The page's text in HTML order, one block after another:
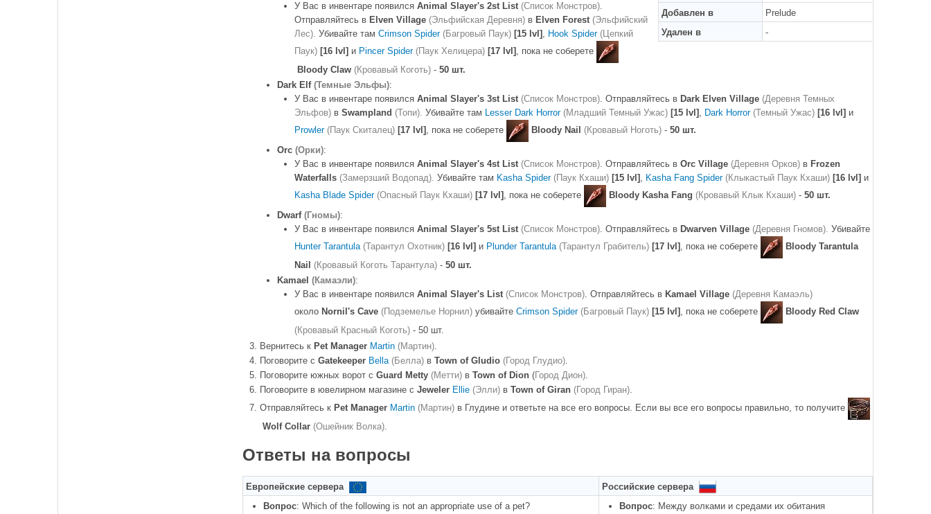
Добавлен в
Prelude
Удален в
-
У Вас в инвентаре появился Animal Slayer's 2st List (Список Монстров).
Отправляйтесь в Elven Village (Эльфийская Деревня) в Elven Forest (Эльфийский
Лес). Убивайте там Crimson Spider (Багровый Паук) [15 lvl] , Hook Spider (Цепкий
Паук) [16 lvl] и Pincer Spider (Паук Хелицера) [17 lvl] , пока не соберете
Bloody Claw (Кровавый Коготь) - 50 шт.
Dark Elf (Темные Эльфы):
У Вас в инвентаре появился Animal Slayer's 3st List (Список Монстров). Отправляйтесь в Dark Elven Village (Деревня Темных
Эльфов) в Swampland (Топи). Убивайте там Lesser Dark Horror (Младший Темный Ужас) [15 lvl] , Dark Horror (Темный Ужас) [16 lvl] и
Prowler (Паук Скиталец) [17 lvl] , пока не соберете Bloody Nail (Кровавый Ноготь) - 50 шт.
Orc (Орки):
У Вас в инвентаре появился Animal Slayer's 4st List (Список Монстров). Отправляйтесь в Orc Village (Деревня Орков) в Frozen
Waterfalls (Замерзший Водопад). Убивайте там Kasha Spider (Паук Кхаши) [15 lvl] , Kasha Fang Spider (Клыкастый Паук Кхаши) [16 lvl] и
Kasha Blade Spider (Опасный Паук Кхаши) [17 lvl] , пока не соберете Bloody Kasha Fang (Кровавый Клык Кхаши) - 50 шт.
Dwarf (Гномы):
У Вас в инвентаре появился Animal Slayer's 5st List (Список Монстров). Отправляйтесь в Dwarven Village (Деревня Гномов). Убивайте
Hunter Tarantula (Тарантул Охотник) [16 lvl] и Plunder Tarantula (Тарантул Грабитель) [17 lvl] , пока не соберете
Bloody Tarantula
Nail
(Кровавый Коготь Тарантула) - 50 шт.
Kamael (Камаэли):
У Вас в инвентаре появился Animal Slayer's List (Список Монстров). Отправляйтесь в Kamael Village (Деревня Камаэль)
около Nornil's Cave (Подземелье Норнил) убивайте Crimson Spider (Багровый Паук) [15 lvl] , пока не соберете
Bloody Red Claw
(Кровавый Красный Коготь) - 50 шт.
Вернитесь к Pet Manager Martin (Мартин).
Поговорите с Gatekeeper Bella (Белла) в Town of Gludio (Город Глудио).
Поговорите южных ворот с Guard Metty (Метти) в Town of Dion (Город Дион).
Поговорите в ювелирном магазине с Jeweler Ellie (Элли) в Town of Giran (Город Гиран).
Отправляйтесь к Pet Manager Martin (Мартин) в Глудине и ответьте на все его вопросы. Если вы все его вопросы правильно, то получите
Wolf Collar (Ошейник Волка).
Ответы на вопросы
Европейские сервера
Российские сервера
Вопрос: Which of the following is not an appropriate use of a pet?
Вопрос: Между волками и средами их обитания